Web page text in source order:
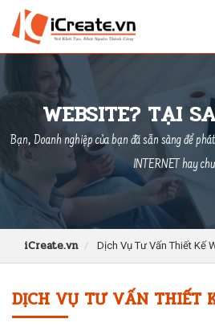
WEBSITE? TẠI
Bạn, Doanh nghiệp của bạn đã sẵn sàng để
INTERNET hay
iCreate.vn Dịch Vụ Tư Vấn Thiết Kế
DỊCH VỤ TƯ VẤN THIẾT